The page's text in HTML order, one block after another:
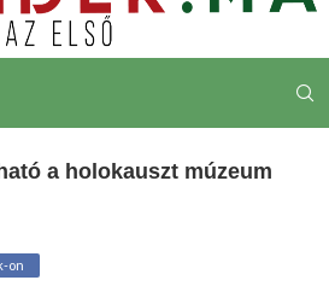
a holokauszt múzeum
on